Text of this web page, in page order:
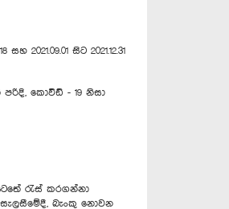
සිට 2021.12.31
කොවිඩ් - 19 නිසා
රැස් කරගන්නා
බැංකු නොවන